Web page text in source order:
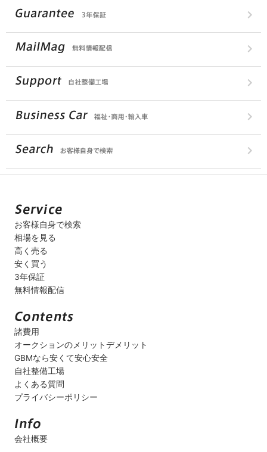
お客様自身で検索
相場を見る
高く売る
安く買う
3年保証
無料情報配信
諸費用
オークションのメリットデメリット
GBMなら安くて安心安全
自社整備工場
よくある質問
プライバシーポリシー
会社概要